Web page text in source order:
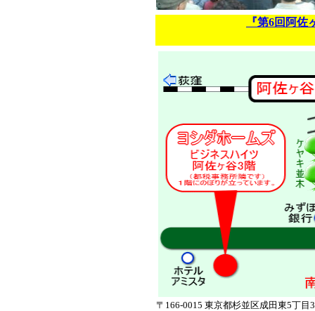
『第6回阿
〒166-0015 東京都杉並区成田東5丁